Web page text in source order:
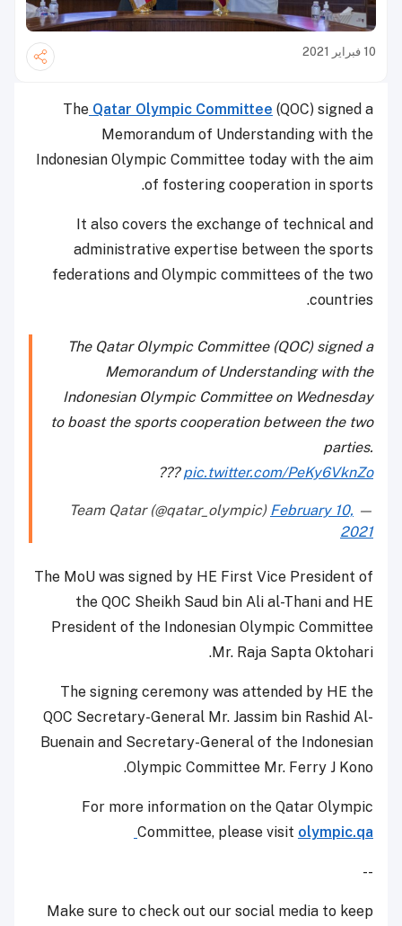
10 فبراير 2021
The Qatar Olympic Committee (QOC) signed a
Memorandum of Understanding with the
Indonesian Olympic Committee today with the aim
of fostering cooperation in sports.
It also covers the exchange of technical and
administrative expertise between the sports
federations and Olympic committees of the two
countries.
The Qatar Olympic Committee (QOC) signed a
Memorandum of Understanding with the
Indonesian Olympic Committee on Wednesday
to boast the sports cooperation between the two
parties.
???pic.twitter.com/PeKy6VknZo
— Team Qatar (@qatar_olympic)
February 10,
2021
The MoU was signed by HE First Vice President of
the QOC Sheikh Saud bin Ali al-Thani and HE
President of the Indonesian Olympic Committee
Mr. Raja Sapta Oktohari.
The signing ceremony was attended by HE the
QOC Secretary-General Mr. Jassim bin Rashid Al-
Buenain and Secretary-General of the Indonesian
Olympic Committee Mr. Ferry J Kono.
For more information on the Qatar Olympic
Committee, please visit olympic.qa
--
Make sure to check out our social media to keep